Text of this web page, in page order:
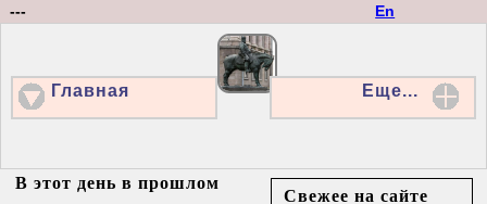
En
---
Главная Еще...
Свежее на сайте
В этот день в прошлом